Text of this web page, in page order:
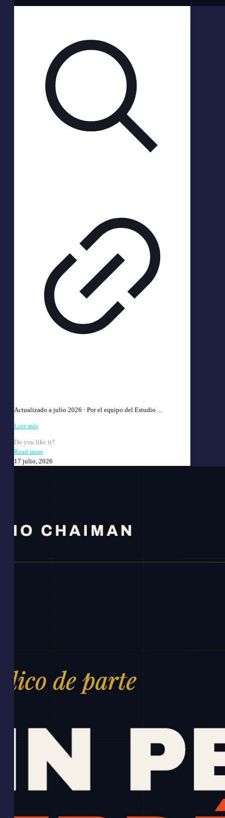
Actualizado a julio 2026 · Por el equipo del Estudio ...
Leer más
Do you like it?
Read more
17 julio, 2026